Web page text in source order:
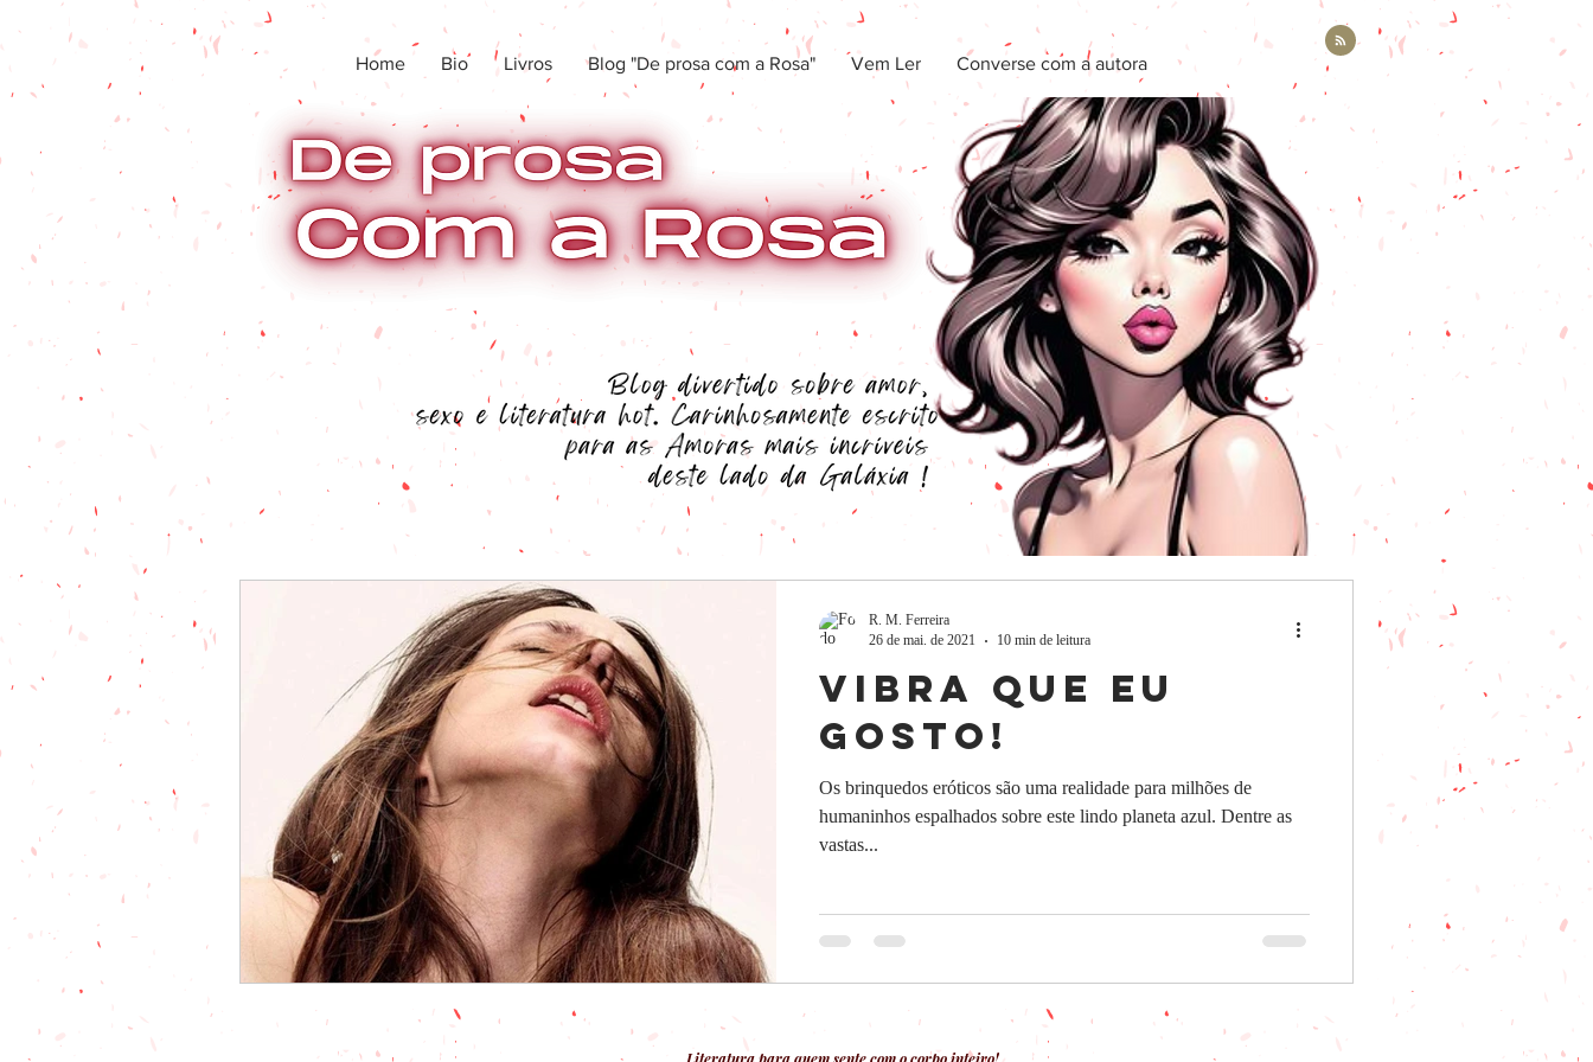
Home Bio Livros Blog "De prosa com a Rosa" Vem Ler Converse com a autora
Vibra que eu
gosto!
Os brinquedos eróticos são uma realidade para milhões de
humaninhos espalhados sobre este lindo planeta azul. Dentre as
vastas...
R. M. Ferreira
26 de mai. de 2021
10 min de leitura
Literatura para quem sente com o corpo inteiro!